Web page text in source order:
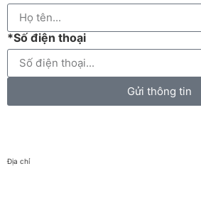
*Số điện thoại
Gửi thông tin
Địa chỉ